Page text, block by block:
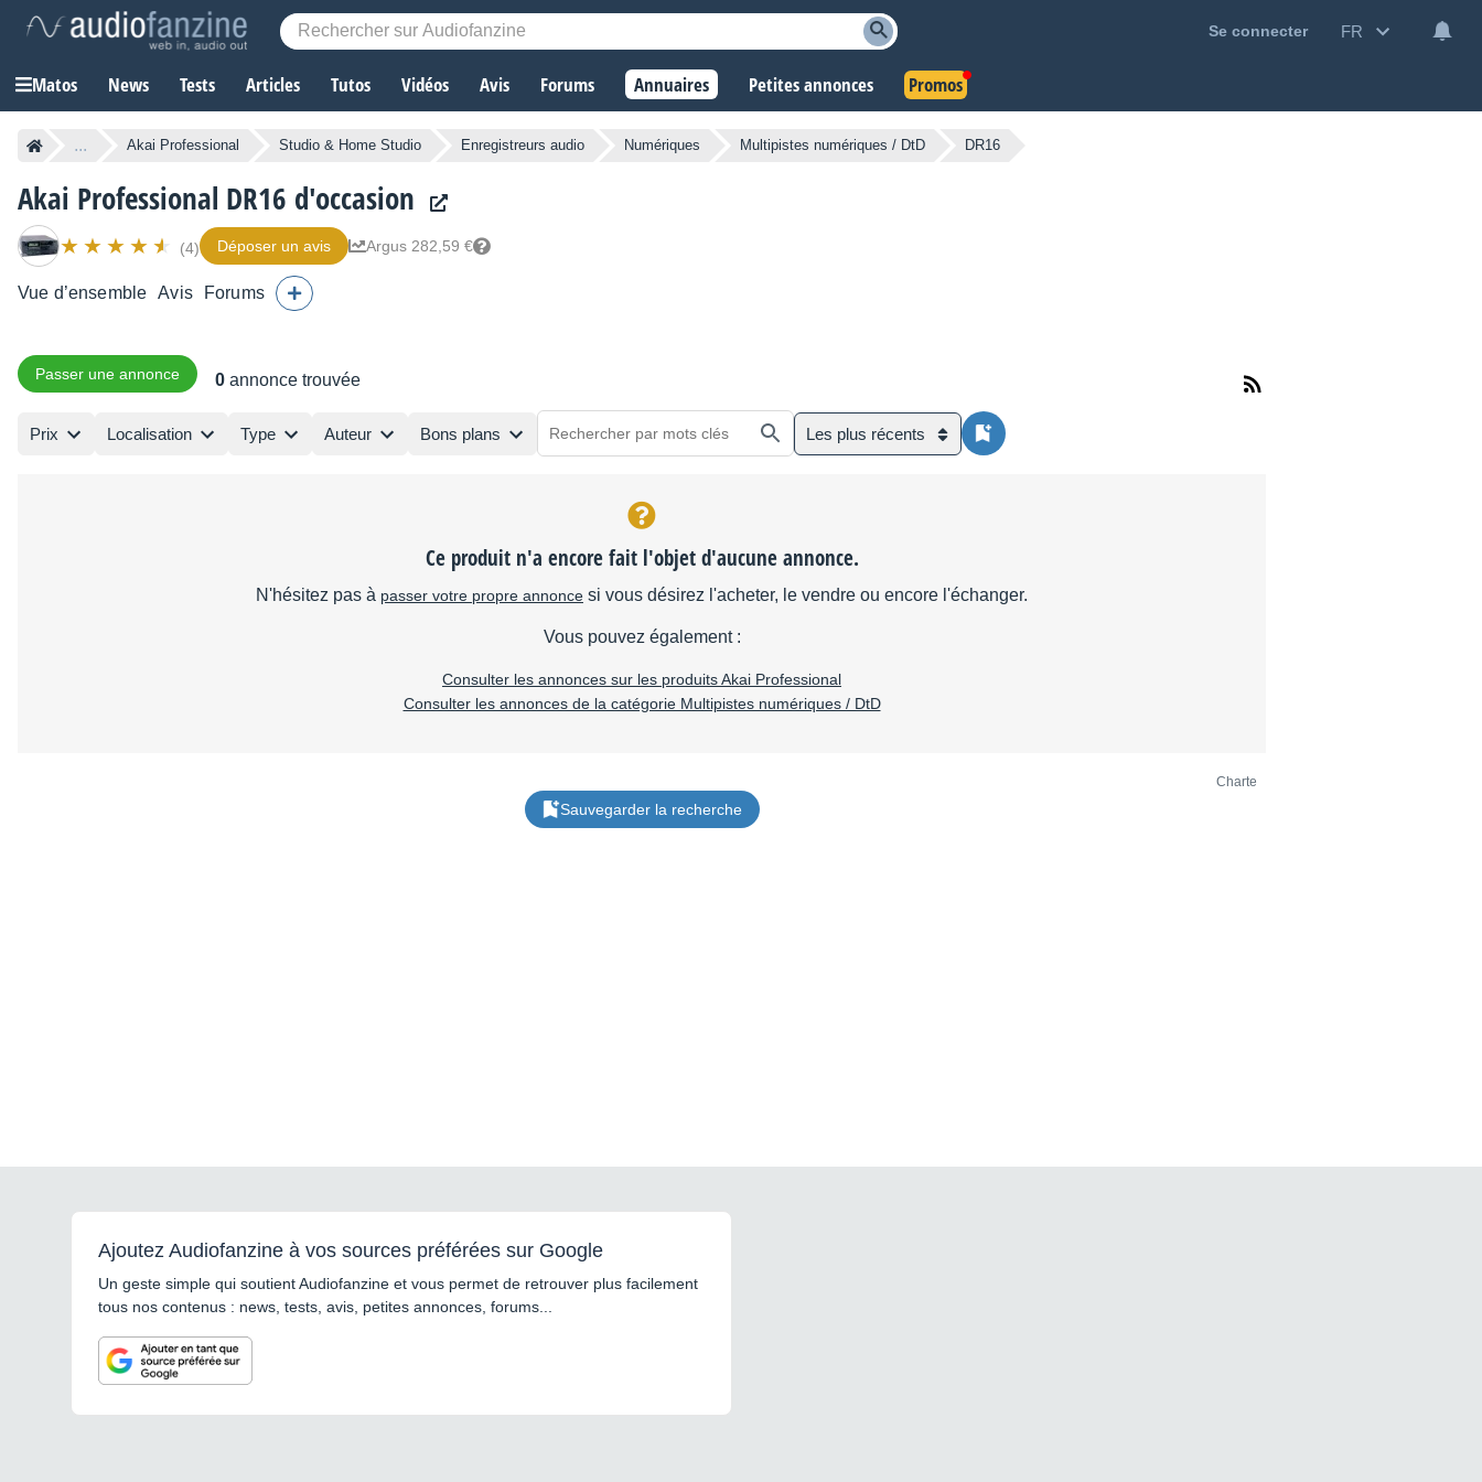
Se connecter FR
Matos News Tests Articles Tutos Vidéos Avis Forums Annuaires Petites annonces Promos
... Akai Professional Studio & Home Studio Enregistreurs audio Numériques Multipistes numériques / DtD DR16
Akai Professional DR16 d'occasion
(4) Déposer un avis Argus 282,59 €
Vue d’ensemble Avis Forums
Passer une annonce 0 annonce trouvée
Prix Localisation Type Auteur Bons plans Les plus récents
Ce produit n'a encore fait l'objet d'aucune annonce.
N'hésitez pas à passer votre propre annonce si vous désirez l'acheter, le vendre ou encore l'échanger.
Vous pouvez également :
Consulter les annonces sur les produits Akai Professional
Consulter les annonces de la catégorie Multipistes numériques / DtD
Charte
Sauvegarder la recherche
Ajoutez Audiofanzine à vos sources préférées sur Google
Un geste simple qui soutient Audiofanzine et vous permet de retrouver plus facilement
tous nos contenus : news, tests, avis, petites annonces, forums...